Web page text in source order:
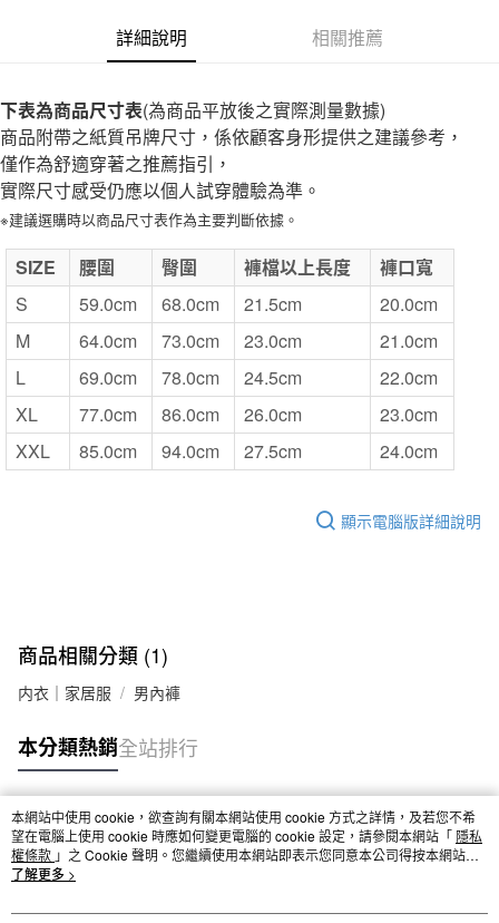
每筆NT$65，滿NT$1,000(含以上)免運費
每筆NT$65，滿NT$1,000(含以上)免運費
宅配
每筆NT$150，滿NT$2,000(含以上)免運費
免運費
詳細說明 相關推薦
下表為商品尺寸表(為商品平放後之實際測量數據)
商品附帶之紙質吊牌尺寸，係依顧客身形提供之建議參考，
僅作為舒適穿著之推薦指引，
實際尺寸感受仍應以個人試穿體驗為準。
※建議選購時以商品尺寸表作為主要判斷依據。
SIZE 腰圍 臀圍 褲檔以上長度
褲口寬
S
59.0cm 68.0cm 21.5cm
20.0cm
M
64.0cm 73.0cm 23.0cm
21.0cm
L
69.0cm 78.0cm 24.5cm
22.0cm
XL
77.0cm 86.0cm 26.0cm
23.0cm
XXL
85.0cm 94.0cm 27.5cm 24.0cm
顯示電腦版詳細說明
商品相關分類 (1)
内衣｜家居服 男內褲
本分類熱銷全站排行
熱門標籤
本網站中使用 cookie，欲查詢有關本網站使用 cookie 方式之詳情，及若您不希
望在電腦上使用 cookie 時應如何變更電腦的 cookie 設定，請參閱本網站「 隱私
權條款 」之 Cookie 聲明。您繼續使用本網站即表示您同意本公司得按本網站使
用條款之 Cookie 聲明使用 cookie。
了解更多 >